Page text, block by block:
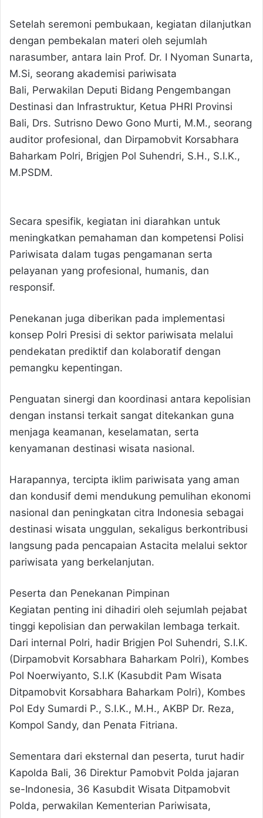
Setelah seremoni pembukaan, kegiatan dilanjutkan
dengan pembekalan materi oleh sejumlah
narasumber, antara lain Prof. Dr. I Nyoman Sunarta,
M.Si, seorang akademisi pariwisata
Bali, Perwakilan Deputi Bidang Pengembangan
Destinasi dan Infrastruktur, Ketua PHRI Provinsi
Bali, Drs. Sutrisno Dewo Gono Murti, M.M., seorang
auditor profesional, dan Dirpamobvit Korsabhara
Baharkam Polri, Brigjen Pol Suhendri, S.H., S.I.K.,
M.PSDM.
Secara spesifik, kegiatan ini diarahkan untuk
meningkatkan pemahaman dan kompetensi Polisi
Pariwisata dalam tugas pengamanan serta
pelayanan yang profesional, humanis, dan
responsif.
Penekanan juga diberikan pada implementasi
konsep Polri Presisi di sektor pariwisata melalui
pendekatan prediktif dan kolaboratif dengan
pemangku kepentingan.
Penguatan sinergi dan koordinasi antara kepolisian
dengan instansi terkait sangat ditekankan guna
menjaga keamanan, keselamatan, serta
kenyamanan destinasi wisata nasional.
Harapannya, tercipta iklim pariwisata yang aman
dan kondusif demi mendukung pemulihan ekonomi
nasional dan peningkatan citra Indonesia sebagai
destinasi wisata unggulan, sekaligus berkontribusi
langsung pada pencapaian Astacita melalui sektor
pariwisata yang berkelanjutan.
Peserta dan Penekanan Pimpinan
Kegiatan penting ini dihadiri oleh sejumlah pejabat
tinggi kepolisian dan perwakilan lembaga terkait.
Dari internal Polri, hadir Brigjen Pol Suhendri, S.I.K.
(Dirpamobvit Korsabhara Baharkam Polri), Kombes
Pol Noerwiyanto, S.I.K (Kasubdit Pam Wisata
Ditpamobvit Korsabhara Baharkam Polri), Kombes
Pol Edy Sumardi P., S.I.K., M.H., AKBP Dr. Reza,
Kompol Sandy, dan Penata Fitriana.
Sementara dari eksternal dan peserta, turut hadir
Kapolda Bali, 36 Direktur Pamobvit Polda jajaran
se-Indonesia, 36 Kasubdit Wisata Ditpamobvit
Polda, perwakilan Kementerian Pariwisata,